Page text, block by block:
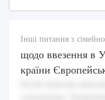
Інші питання з
щодо ввезення в
країни